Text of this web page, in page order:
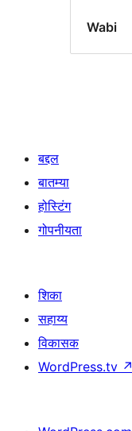
Wabi
बद्दल
बातम्या
होस्टिंग
गोपनीयता
शिका
सहाय्य
विकासक
WordPress.tv ↗